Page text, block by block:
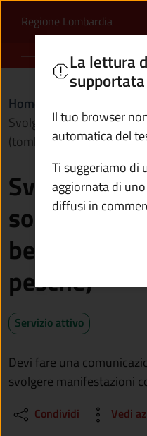
Svolgere
Regione Lombardia(apre
Comune di
Home
Svolgere manifestazioni
(tombole, lotterie, pesche)
Svolgere
sorte locale
benefico
pesche)
Servizio attivo
Devi fare una
svolgere manifestazioni
Condividi Vedi
La lettura
supportata
Il tuo browser
automatica del
Ti suggeriamo di
aggiornata di
diffusi in